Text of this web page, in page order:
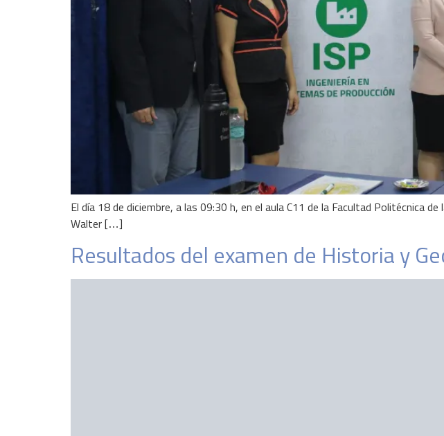
El día 18 de diciembre, a las 09:30 h, en el aula C11 de la Facultad Politécnica
Walter […]
Resultados del examen de Historia y